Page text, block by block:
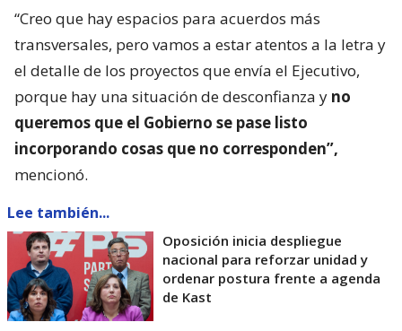
“Creo que hay espacios para acuerdos más
transversales, pero vamos a estar atentos a la letra y
el detalle de los proyectos que envía el Ejecutivo,
porque hay una situación de desconfianza y no
queremos que el Gobierno se pase listo
incorporando cosas que no corresponden”,
mencionó.
Lee también...
Oposición inicia despliegue
nacional para reforzar unidad y
ordenar postura frente a agenda
de Kast